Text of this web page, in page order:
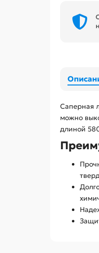
Саперная
можно
длиной